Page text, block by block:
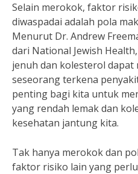
Selain merokok, faktor
diwaspadai adalah pola
Menurut Dr. Andrew
dari National Jewish
jenuh dan kolesterol
seseorang terkena
penting bagi kita untuk
yang rendah lemak dan
kesehatan jantung kita.
Tak hanya merokok dan
faktor risiko lain yang